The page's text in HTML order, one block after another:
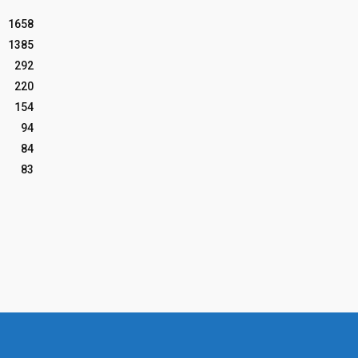
1658
1385
292
220
154
94
84
83